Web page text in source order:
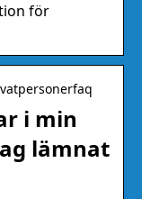
för
i min
lämnat